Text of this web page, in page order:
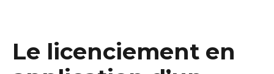
Le licenciement en